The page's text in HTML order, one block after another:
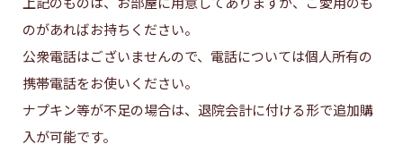
のがあればお持ちください。
公衆電話はございませんので、電話については個人所有の
携帯電話をお使いください。
ナプキン等が不足の場合は、退院会計に付ける形で追加購
入が可能です。